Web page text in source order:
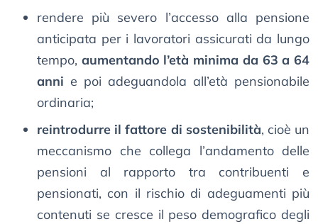
rendere più severo l’accesso alla pensione
anticipata per i lavoratori assicurati da lungo
tempo, aumentando l’età minima da 63 a 64
anni e poi adeguandola all’età pensionabile
ordinaria;
reintrodurre il fattore di sostenibilità, cioè un
meccanismo che collega l’andamento delle
pensioni al rapporto tra contribuenti e
pensionati, con il rischio di adeguamenti più
contenuti se cresce il peso demografico degli